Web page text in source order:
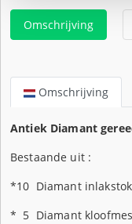
Omschrijving
Omschrijving
Antiek Diamant
Bestaande uit :
*10 Diamant
* 5 Diamant